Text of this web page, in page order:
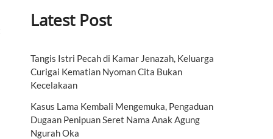
Latest Post
Tangis Istri Pecah di Kamar Jenazah, Keluarga
Curigai Kematian Nyoman Cita Bukan
Kecelakaan
Kasus Lama Kembali Mengemuka, Pengaduan
Dugaan Penipuan Seret Nama Anak Agung
Ngurah Oka